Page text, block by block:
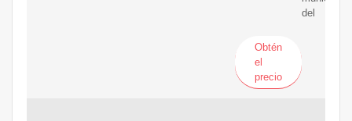
del
Obtén
el
precio